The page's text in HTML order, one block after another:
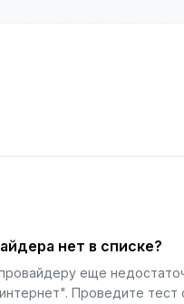
нет в списке?
еще
Проведите тест